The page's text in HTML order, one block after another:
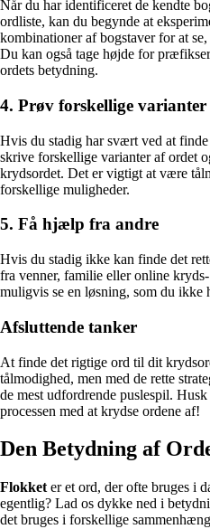
Når du har identificeret de kendte
ordliste, kan du begynde at
kombinationer af bogstaver for at
Du kan også tage højde for
ordets betydning.
4. Prøv forskellige varianter
Hvis du stadig har svært ved at
skrive forskellige varianter af ordet
krydsordet. Det er vigtigt at være
forskellige muligheder.
5. Få hjælp fra andre
Hvis du stadig ikke kan finde det
fra venner, familie eller online
muligvis se en løsning, som du ikke
Afsluttende tanker
At finde det rigtige ord til dit
tålmodighed, men med de rette
de mest udfordrende puslespil.
processen med at krydse ordene af!
Den Betydning af
Flokket er et ord, der ofte bruges i
egentlig? Lad os dykke ned i
det bruges i forskellige